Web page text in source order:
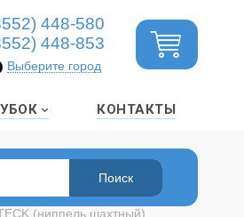
448-580
448-853
Выберите город
КОНТАКТЫ
(ниппель шахтный)